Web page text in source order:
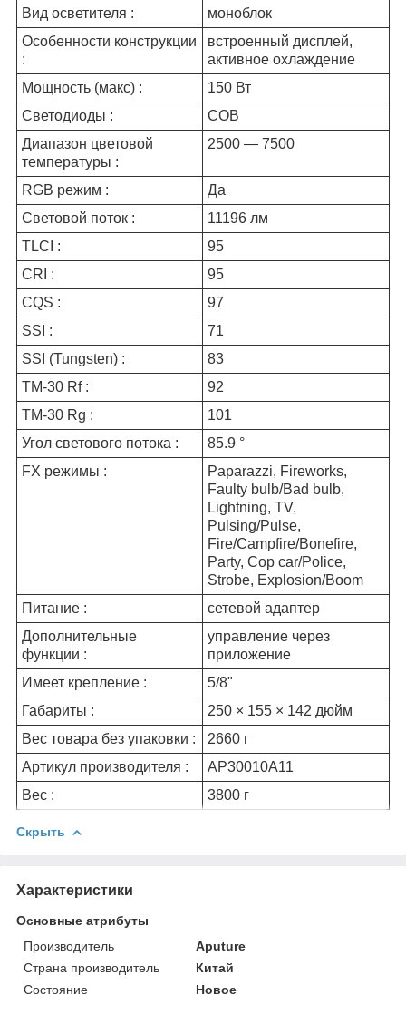
Вид осветителя :
моноблок
Особенности конструкции
:
встроенный дисплей,
активное охлаждение
Мощность (макс) :
150 Вт
Светодиоды :
COB
Диапазон цветовой
температуры :
2500 — 7500
RGB режим :
Да
Световой поток :
11196 лм
TLCI :
95
CRI :
95
CQS :
97
SSI :
71
SSI (Tungsten) :
83
TM-30 Rf :
92
TM-30 Rg :
101
Угол светового потока :
85.9 °
FX режимы :
Paparazzi, Fireworks,
Faulty bulb/Bad bulb,
Lightning, TV,
Pulsing/Pulse,
Fire/Campfire/Bonefire,
Party, Cop car/Police,
Strobe, Explosion/Boom
Питание :
сетевой адаптер
Дополнительные
функции :
управление через
приложение
Имеет крепление :
5/8"
Габариты :
250 × 155 × 142 дюйм
Вес товара без упаковки :
2660 г
Артикул производителя :
AP30010A11
Вес :
3800 г
Скрыть
Характеристики
Основные атрибуты
Производитель
Aputure
Страна производитель
Китай
Состояние
Новое